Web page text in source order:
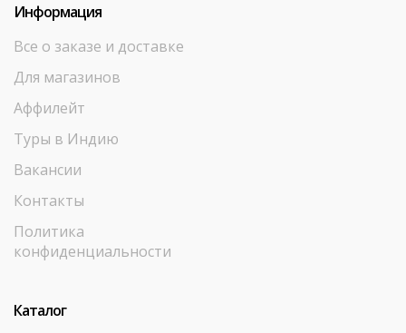
Информация
Все о заказе и доставке
Для магазинов
Аффилейт
Туры в Индию
Вакансии
Контакты
Политика
конфиденциальности
Каталог